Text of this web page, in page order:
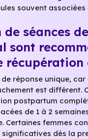
souvent
de séances
sont
récupération
de réponse unique,
est différent.
postpartum
de 1 à 2
Certaines femmes
dès la